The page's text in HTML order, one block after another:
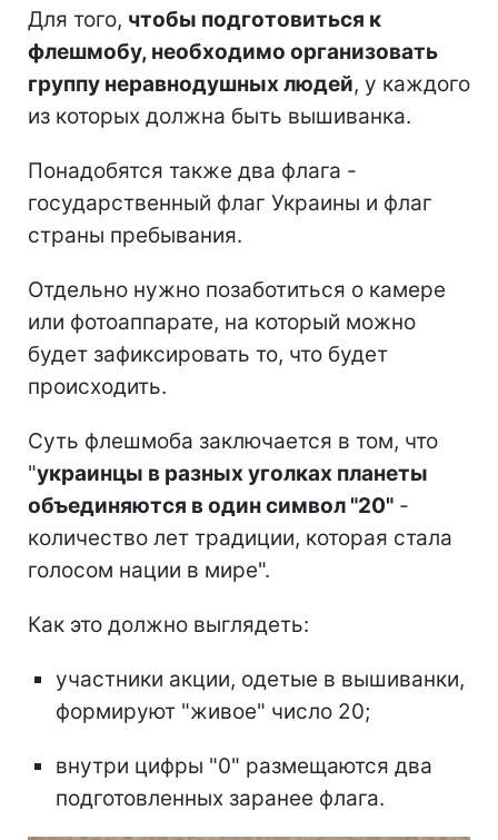
Для того, чтобы подготовиться к
флешмобу, необходимо организовать
группу неравнодушных людей, у каждого
из которых должна быть вышиванка.
Понадобятся также два флага -
государственный флаг Украины и флаг
страны пребывания.
Отдельно нужно позаботиться о камере
или фотоаппарате, на который можно
будет зафиксировать то, что будет
происходить.
Суть флешмоба заключается в том, что
"украинцы в разных уголках планеты
объединяются в один символ "20" -
количество лет традиции, которая стала
голосом нации в мире".
Как это должно выглядеть:
участники акции, одетые в вышиванки,
формируют "живое" число 20;
внутри цифры "0" размещаются два
подготовленных заранее флага.